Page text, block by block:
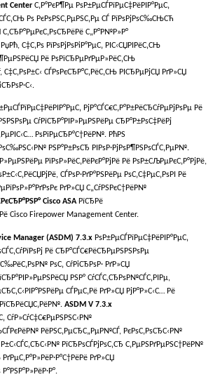
Center С‚Р°РєР¶Рµ РѕР±РµСЃРїРµС‡РёРІР°РµС‚
Рѕ РєРѕРЅС‚РµРЅС‚Рµ СЃ РїРѕРјРѕС‰СЊСЋ
С‚СЂР°РµРєС‚РѕСЂРёРё С„Р°Р№Р»Р°
С‡С‚Рѕ РїРѕРјРѕРіР°РµС‚ РІС‹СЏРІРёС‚СЊ
Рё РѕРїСЂРµРґРµР»РёС‚СЊ
С‡С‚РѕР±С‹ СЃРѕРєСЂР°С‚РёС‚СЊ РІСЂРµРјСЏ РґР»СЏ
РјР°СЃС€С‚Р°Р±РёСЂСѓРµРјРѕРµ Рё
СѓРїСЂР°РІР»РµРЅРёРµ СЂР°Р±РѕС‡РёРј
РѕРїРµСЂР°С†РёР№. РћРЅ
РЅР°Р±РѕСЂ РІРѕР·РјРѕР¶РЅРѕСЃС‚РµР№.
РїРѕР»РёС‚РёРєР°РјРё Рё РѕР±СЉРµРєС‚Р°РјРё,
СЃРѕР·РґР°РЅРёРµ РѕС‚С‡РµС‚РѕРІ Рё
РґР»СЏ С„СѓРЅРєС†РёР№
Cisco ASAРїСЂРё
Cisco Firepower Management Center.
Manager (ASDM) 7.3.x РѕР±РµСЃРїРµС‡РёРІР°РµС‚
Рё СЂР°СЃС€РёСЂРµРЅРЅРѕРµ
РѕС‚ СѓРіСЂРѕР· РґР»СЏ
РЅР° СѓСЃС‚СЂРѕР№СЃС‚РІРµ,
СЃРµС‚Рё РґР»СЏ РјР°Р»С‹С… Рё
ASDM V 7.3.x
СѓР»СѓС‡С€РµРЅРЅС‹Р№
РёРЅС‚РµСЂС„РµР№СЃ, РєРѕС‚РѕСЂС‹Р№
Р±С‹СЃС‚СЂС‹Р№ РїСЂРѕСЃРјРѕС‚СЂ С‚РµРЅРґРµРЅС†РёР№
РґР»СЏ